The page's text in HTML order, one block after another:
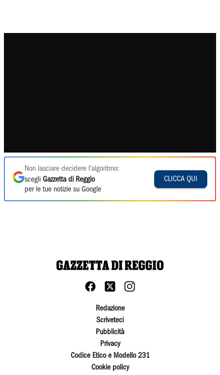
Non lasciare decidere l'algoritmo:
scegli Gazzetta di Reggio
per le tue notizie su Google
CLICCA QUI
Redazione
Scriveteci
Pubblicità
Privacy
Codice Etico e Modello 231
Cookie policy